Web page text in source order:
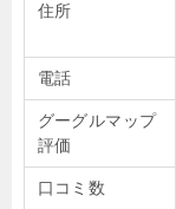
住所
電話
グーグルマップ
評価
口コミ数